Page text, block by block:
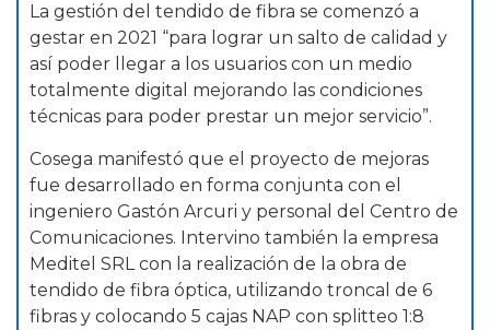
La gestión del tendido de fibra se comenzó a
gestar en 2021 “para lograr un salto de calidad y
así poder llegar a los usuarios con un medio
totalmente digital mejorando las condiciones
técnicas para poder prestar un mejor servicio”.
Cosega manifestó que el proyecto de mejoras
fue desarrollado en forma conjunta con el
ingeniero Gastón Arcuri y personal del Centro de
Comunicaciones. Intervino también la empresa
Meditel SRL con la realización de la obra de
tendido de fibra óptica, utilizando troncal de 6
fibras y colocando 5 cajas NAP con splitteo 1:8